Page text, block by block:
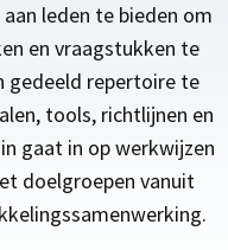
leden te bieden om
en vraagstukken te
gedeeld repertoire te
tools, richtlijnen en
gaat in op werkwijzen
doelgroepen vanuit